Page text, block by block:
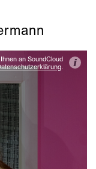
an SoundCloud
. i